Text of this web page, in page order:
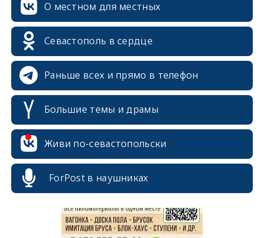
О местном для местных
Севастополь в сердце
Раньше всех и прямо в телефон
Большие темы и драмы
Живи по-севастопольски
ForPost в наушниках
erid: 2SDnjdPjgYS